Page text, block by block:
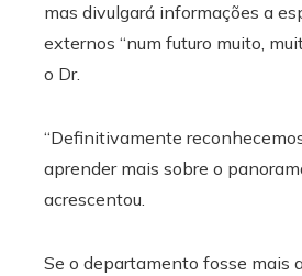
mas divulgará informações a
externos “num futuro muito,
o Dr.
“Definitivamente
aprender mais sobre o
acrescentou.
Se o departamento fosse mais